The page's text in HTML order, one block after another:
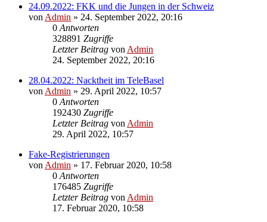
24.09.2022: FKK und die Jungen in der Schweiz
von Admin » 24. September 2022, 20:16
0 Antworten
328891 Zugriffe
Letzter Beitrag von Admin
24. September 2022, 20:16
28.04.2022: Nacktheit im TeleBasel
von Admin » 29. April 2022, 10:57
0 Antworten
192430 Zugriffe
Letzter Beitrag von Admin
29. April 2022, 10:57
Fake-Registrierungen
von Admin » 17. Februar 2020, 10:58
0 Antworten
176485 Zugriffe
Letzter Beitrag von Admin
17. Februar 2020, 10:58